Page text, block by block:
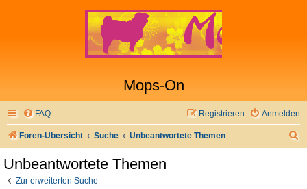
Mops-On
FAQ Anmelden
Registrieren
Foren-Übersicht Suche Unbeantwortete Themen
Unbeantwortete Themen
Zur erweiterten Suche